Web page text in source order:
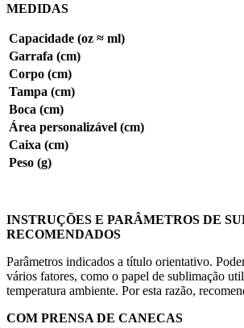
MEDIDAS
Capacidade (oz ≈ ml)
Garrafa (cm)
Corpo (cm)
Tampa (cm)
Boca (cm)
Área personalizável (cm)
Caixa (cm)
Peso (g)
INSTRUÇÕES E PARÂMETROS DE
RECOMENDADOS
Parâmetros indicados a título orientativo.
vários fatores, como o papel de sublimação
temperatura ambiente. Por esta razão,
COM PRENSA DE CANECAS